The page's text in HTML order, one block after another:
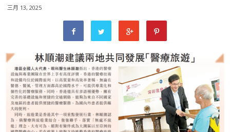
三月 13, 2025